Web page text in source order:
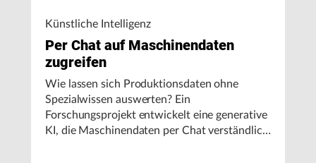
Künstliche Intelligenz
Per Chat auf Maschinendaten
zugreifen
Wie lassen sich Produktionsdaten ohne
Spezialwissen auswerten? Ein
Forschungsprojekt entwickelt eine generative
KI, die Maschinendaten per Chat verständlich